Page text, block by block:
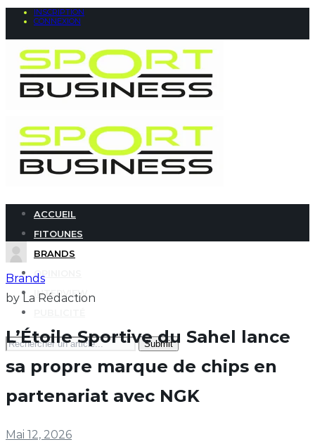
INSCRIPTION
CONNEXION
ACCUEIL
FITOUNES
BRANDS
OPINIONS
INTERVIEW
Search
for:
Brands
by La Rédaction
L’Étoile Sportive du Sahel lance
sa propre marque de chips en
partenariat avec NGK
Mai 12, 2026